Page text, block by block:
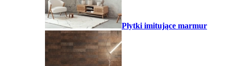
Płytki imitujące marmur